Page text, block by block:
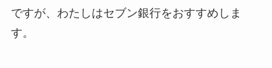
ですが、わたしはセブン銀行をおすすめしま
す。